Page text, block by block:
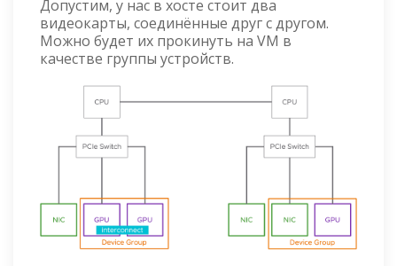
Допустим, у нас в хосте стоит два
видеокарты, соединённые друг с другом.
Можно будет их прокинуть на VM в
качестве группы устройств.